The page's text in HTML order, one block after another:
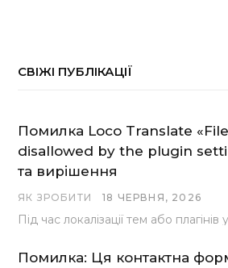
СВІЖІ ПУБЛІКАЦІЇ
Помилка Loco Translate
disallowed by the plugin
та вирішення
ЯК ЗРОБИТИ 18 ЧЕРВНЯ, 2026
Помилка: Ця контактна